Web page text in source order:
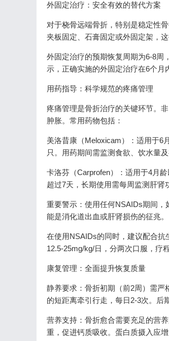
外固定治疗：安全有效的替代方案
对于桡骨远端骨折，特别是稳定性
夹板固定、石膏固定或外固定架，
外固定治疗的预期恢复周期为6-8周
示，正确实施的外固定治疗在6个月
用药指导：科学规范的疼痛管理
疼痛管理是骨折治疗的关键环节。
肿胀。常用药物包括：
美洛昔康（Meloxicam）：适用于6
只。用药期间需监测食欲、饮水量
卡洛芬（Carprofen）：适用于4月
超过7天，长期使用需每周监测肝肾
重要警示：使用任何NSAIDs期间
能是消化道出血或肝肾损伤的征兆。
在使用NSAIDs的同时，建议配合
12.5-25mg/kg/日，分两次口服，疗
康复管理：全面提升恢复质量
静养要求：骨折初期（前2周）需严
的短距离牵引行走，每日2-3次。后
营养支持：骨折愈合需要充足的营
重，促进钙质吸收。蛋白质摄入应